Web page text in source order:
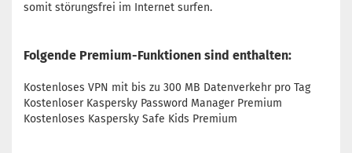
somit störungsfrei im Internet surfen.
Folgende Premium-Funktionen sind enthalten:
Kostenloses VPN mit bis zu 300 MB Datenverkehr pro Tag
Kostenloser Kaspersky Password Manager Premium
Kostenloses Kaspersky Safe Kids Premium